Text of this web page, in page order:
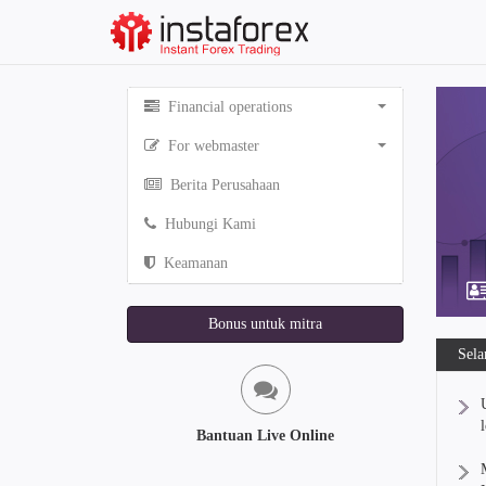
Financial operations
For webmaster
Berita Perusahaan
Hubungi Kami
Keamanan
Bonus untuk mitra
Bantuan Live Online